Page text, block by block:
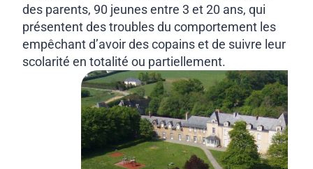
des parents, 90 jeunes entre 3 et 20 ans, qui
présentent des troubles du comportement les
empêchant d’avoir des copains et de suivre leur
scolarité en totalité ou partiellement.